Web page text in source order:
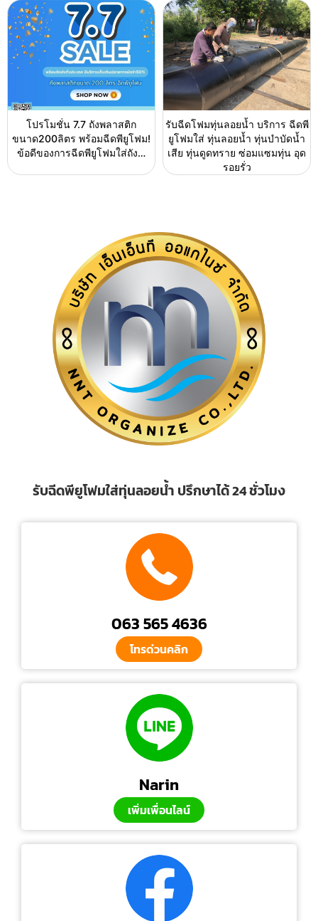
โปรโมชั่น 7.7 ถังพลาสติก
ขนาด200ลิตร พร้อมฉีดพียูโฟม!
ข้อดีของการฉีดพียูโฟมใส่ถัง…
รับฉีดโฟมทุ่นลอยน้ำ บริการ ฉีดพี
ยูโฟมใส่ ทุ่นลอยน้ำ ทุ่นบำบัดน้ำ
เสีย ทุ่นดูดทราย ซ่อมแซมทุ่น อุด
รอยรั่ว
รับฉีดพียูโฟมใส่ทุ่นลอยน้ำ ปรึกษาได้ 24 ชั่วโมง
063 565 4636
โทรด่วนคลิก
Narin
เพิ่มเพื่อนไลน์